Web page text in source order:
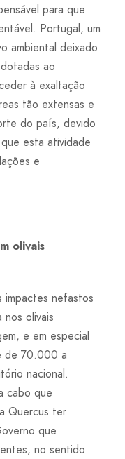
para que
Portugal, um
ambiental deixado
ao
à exaltação
tão extensas e
do país, devido
esta atividade
e
olivais
impactes nefastos
olivais
e em especial
de 70.000 a
nacional.
cabo que
Quercus ter
que
no sentido